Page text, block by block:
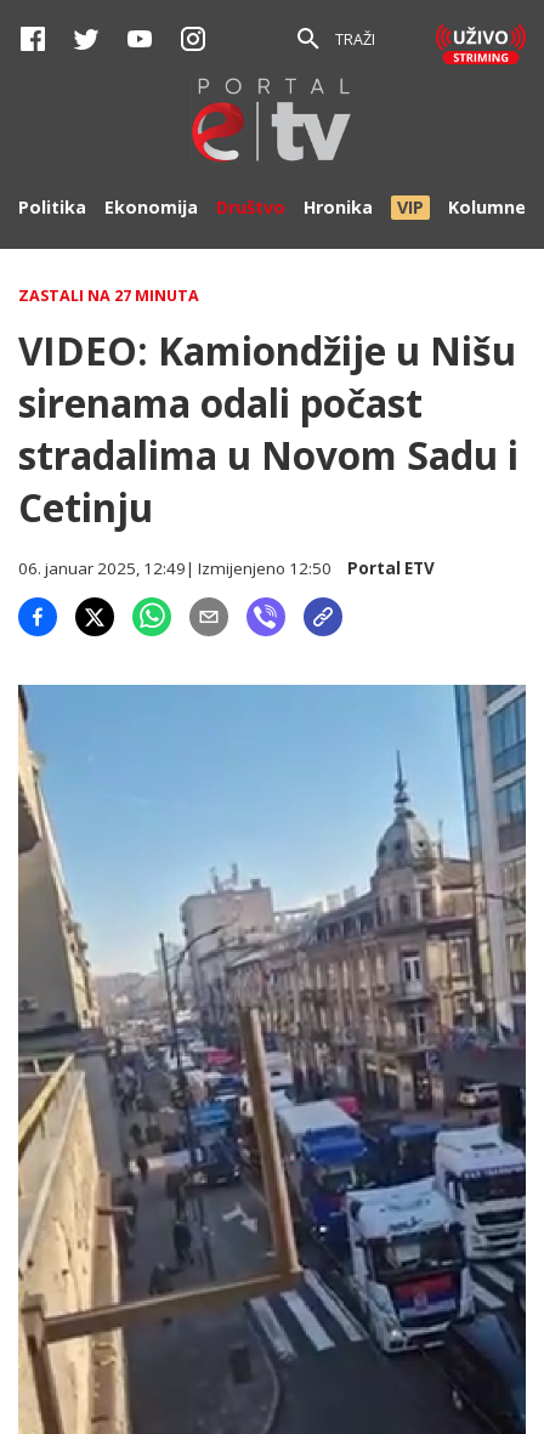
TRAŽI
Politika Ekonomija Društvo Hronika VIP Kolumne
ZASTALI NA 27 MINUTA
VIDEO: Kamiondžije u Nišu
sirenama odali počast
stradalima u Novom Sadu i
Cetinju
06. januar 2025, 12:49| Izmijenjeno 12:50 Portal ETV